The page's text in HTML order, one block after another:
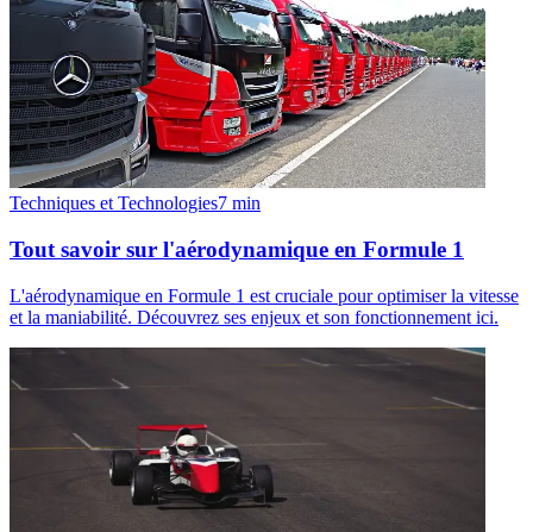
Techniques et Technologies7 min
Tout savoir sur l'aérodynamique en Formule 1
L'aérodynamique en Formule 1 est cruciale pour optimiser la vitesse
et la maniabilité. Découvrez ses enjeux et son fonctionnement ici.